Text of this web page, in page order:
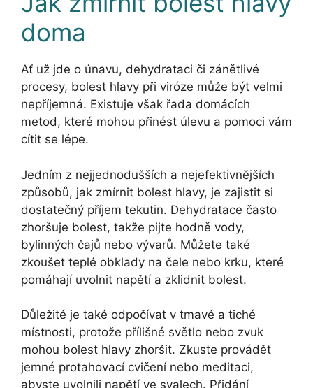
doma
Ať už jde o únavu, dehydrataci či zánětlivé
procesy, bolest hlavy při viróze může být velmi
nepříjemná. Existuje však řada domácích
metod, které mohou přinést úlevu a pomoci vám
cítit se lépe.
Jedním z nejjednodušších a nejefektivnějších
způsobů, jak zmírnit bolest hlavy, je zajistit si
dostatečný příjem tekutin. Dehydratace často
zhoršuje bolest, takže pijte hodně vody,
bylinných čajů nebo vývarů. Můžete také
zkoušet teplé obklady na čele nebo krku, které
pomáhají uvolnit napětí a zklidnit bolest.
Důležité je také odpočívat v tmavé a tiché
místnosti, protože přílišné světlo nebo zvuk
mohou bolest hlavy zhoršit. Zkuste provádět
jemné protahovací cvičení nebo meditaci,
abyste uvolnili napětí ve svalech. Přidání